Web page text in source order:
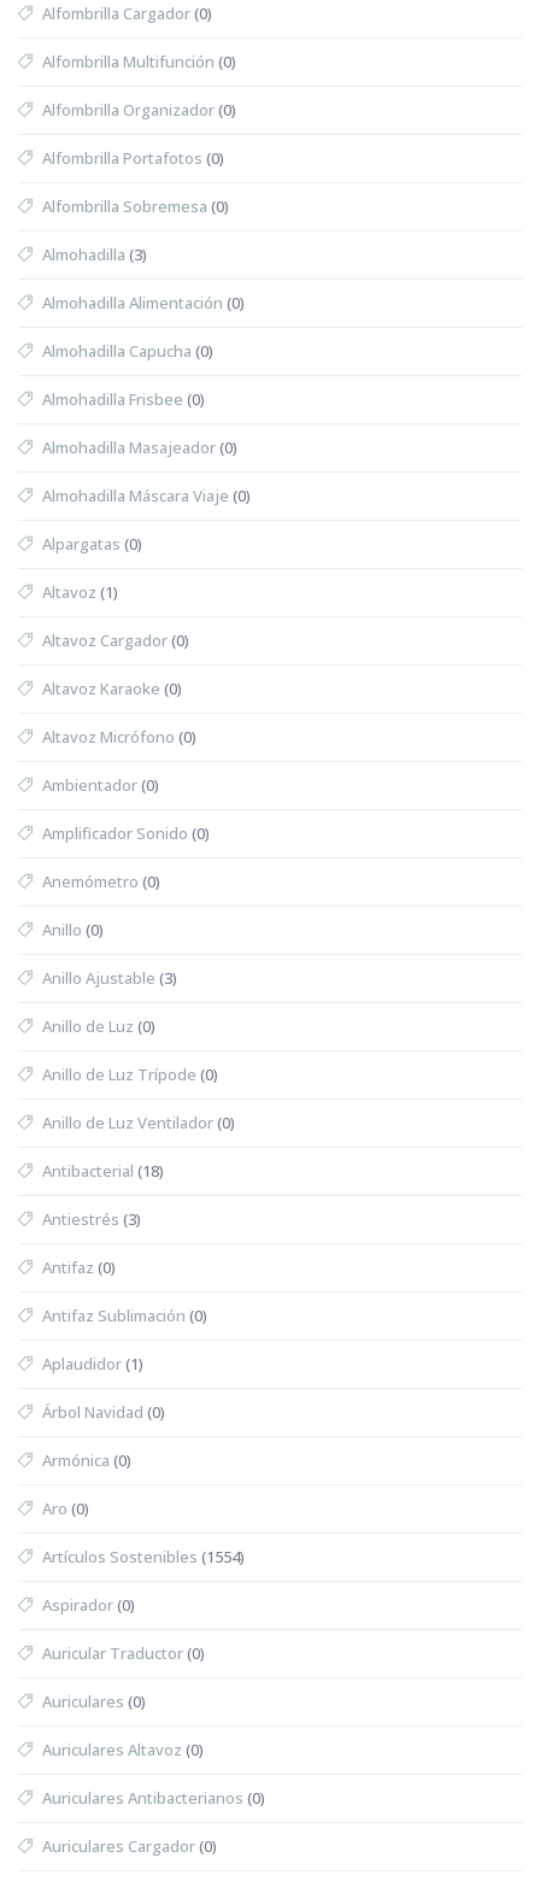
Alfombrilla Cargador(0)
Alfombrilla Multifunción (0)
Alfombrilla Organizador(0)
Alfombrilla Portafotos (0)
Alfombrilla Sobremesa (0)
Almohadilla (3)
Almohadilla Alimentación (0)
Almohadilla Capucha (0)
Almohadilla Frisbee (0)
Almohadilla Masajeador(0)
Almohadilla Máscara Viaje (0)
Alpargatas (0)
Altavoz (1)
Altavoz Cargador(0)
Altavoz Karaoke (0)
Altavoz Micrófono (0)
Ambientador(0)
Amplificador Sonido (0)
Anemómetro (0)
Anillo (0)
Anillo Ajustable (3)
Anillo de Luz (0)
Anillo de Luz Trípode (0)
Anillo de Luz Ventilador(0)
Antibacterial (18)
Antiestrés (3)
Antifaz (0)
Antifaz Sublimación (0)
Aplaudidor(1)
Árbol Navidad (0)
Armónica (0)
Aro (0)
Artículos Sostenibles (1554)
Aspirador(0)
Auricular Traductor(0)
Auriculares (0)
Auriculares Altavoz (0)
Auriculares Antibacterianos (0)
Auriculares Cargador(0)